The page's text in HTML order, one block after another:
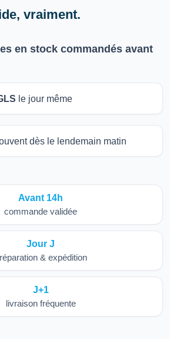
vraiment.
en stock commandés avant
le jour même
dès le lendemain matin
Avant 14h
commande validée
Jour J
& expédition
J+1
livraison fréquente